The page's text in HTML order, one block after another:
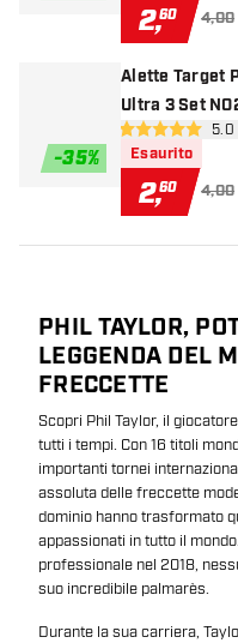
2,60 4,00
-35%
Alette Target
Ultra 3 Set
apri
5 stelle di 5.0
Esaurito
2,60 4,00
PHIL TAYLOR,
LEGGENDA DEL
FRECCETTE
Scopri Phil Taylor, il
tutti i tempi. Con 16 titoli
importanti tornei
assoluta delle freccette
dominio hanno trasformato
appassionati in tutto il
professionale nel 2018,
suo incredibile palmarès.
Durante la sua carriera,